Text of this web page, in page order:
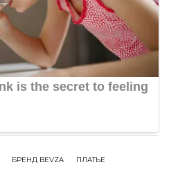
БРЕНД BEVZA
ПЛАТЬЕ